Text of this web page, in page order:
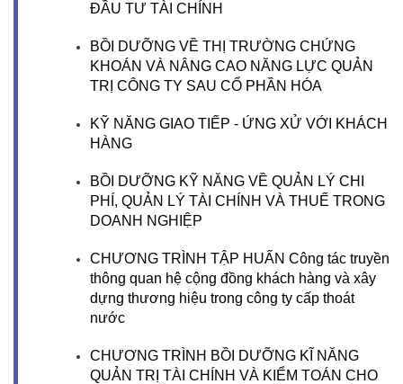
ĐẦU TƯ TÀI CHÍNH
BỒI DƯỠNG VỀ THỊ TRƯỜNG CHỨNG
KHOÁN VÀ NÂNG CAO NĂNG LỰC QUẢN
TRỊ CÔNG TY SAU CỔ PHẦN HÓA
KỸ NĂNG GIAO TIẾP - ỨNG XỬ VỚI KHÁCH
HÀNG
BỒI DƯỠNG KỸ NĂNG VỀ QUẢN LÝ CHI
PHÍ, QUẢN LÝ TÀI CHÍNH VÀ THUẾ TRONG
DOANH NGHIỆP
CHƯƠNG TRÌNH TẬP HUẤN Công tác truyền
thông quan hệ cộng đồng khách hàng và xây
dựng thương hiệu trong công ty cấp thoát
nước
CHƯƠNG TRÌNH BỒI DƯỠNG KĨ NĂNG
QUẢN TRỊ TÀI CHÍNH VÀ KIỂM TOÁN CHO